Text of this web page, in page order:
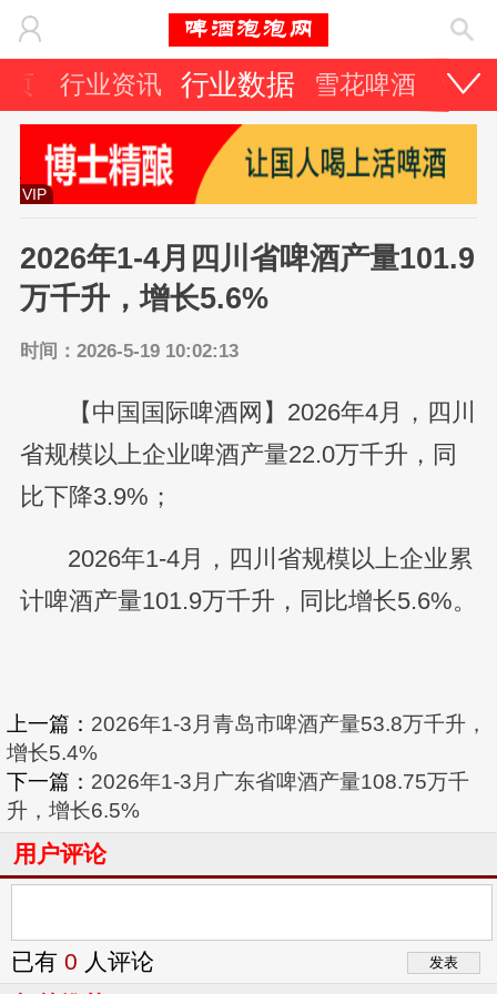
页 行业资讯 行业数据 雪花啤酒 青
VIP
2026年1-4月四川省啤酒产量101.9
万千升，增长5.6%
时间：2026-5-19 10:02:13
【中国国际啤酒网】2026年4月，四川
省规模以上企业啤酒产量22.0万千升，同
比下降3.9%；
2026年1-4月，四川省规模以上企业累
计啤酒产量101.9万千升，同比增长5.6%。
上一篇： 2026年1-3月青岛市啤酒产量53.8万千升，
增长5.4%
下一篇： 2026年1-3月广东省啤酒产量108.75万千
升，增长6.5%
用户评论
已有 0 人评论